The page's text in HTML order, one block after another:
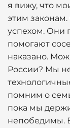
я вижу, что
этим
успехом. Они
помогают
наказано.
России? Мы
помним о
пока мы
непобедимы.